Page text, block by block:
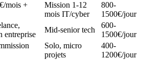
mois +
Mission 1-12
mois IT/cyber
800-
1500€/jour
entreprise
Mid-senior tech
600-
1500€/jour
Solo, micro
projets
400-
1200€/jour